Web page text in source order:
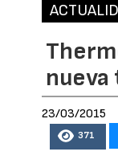
23/03/2015
371